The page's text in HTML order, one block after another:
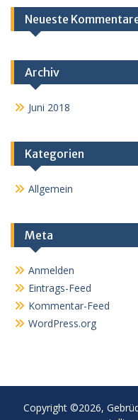
Neueste
Archiv
Juni 2018
Kategorien
Allgemein
Meta
Anmelden
Eintrags-Feed
Kommentar-Feed
WordPress.org
Copyright ©2026,